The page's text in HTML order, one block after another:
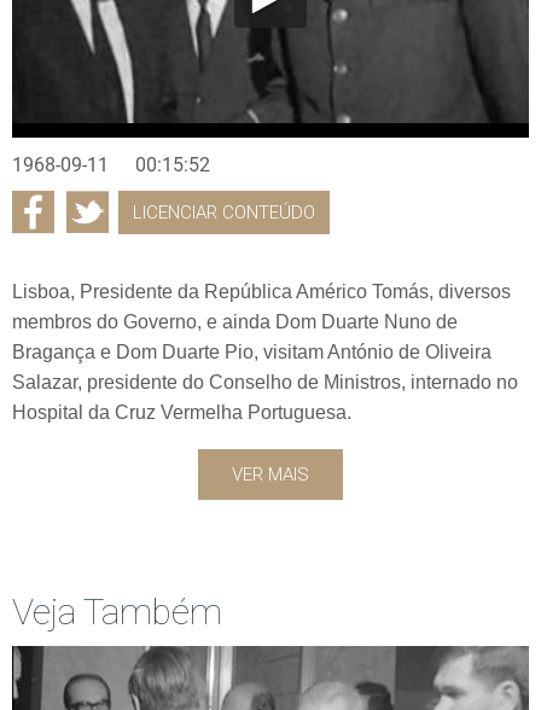
1968-09-11 00:15:52
LICENCIAR CONTEÚDO
Lisboa, Presidente da República Américo Tomás, diversos
membros do Governo, e ainda Dom Duarte Nuno de
Bragança e Dom Duarte Pio, visitam António de Oliveira
Salazar, presidente do Conselho de Ministros, internado no
Hospital da Cruz Vermelha Portuguesa.
VER MAIS
Veja Também